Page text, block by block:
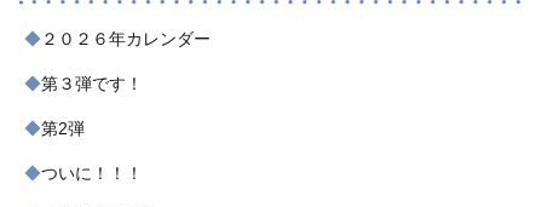
２０２６年カレンダー
第３弾です！
第2弾
ついに！！！